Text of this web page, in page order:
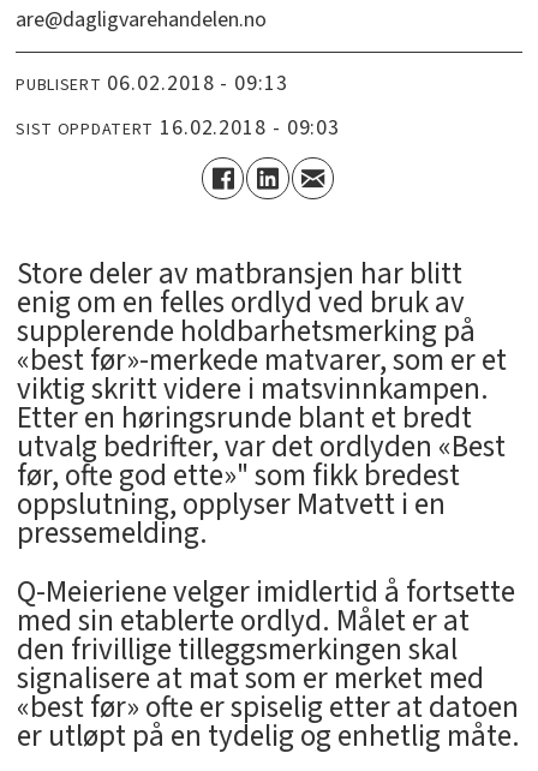
are@dagligvarehandelen.no
PUBLISERT 06.02.2018 - 09:13
SIST OPPDATERT 16.02.2018 - 09:03
Store deler av matbransjen har blitt
enig om en felles ordlyd ved bruk av
supplerende holdbarhetsmerking på
«best før»-merkede matvarer, som er et
viktig skritt videre i matsvinnkampen.
Etter en høringsrunde blant et bredt
utvalg bedrifter, var det ordlyden «Best
før, ofte god ette»" som fikk bredest
oppslutning, opplyser Matvett i en
pressemelding.
Q-Meieriene velger imidlertid å fortsette
med sin etablerte ordlyd. Målet er at
den frivillige tilleggsmerkingen skal
signalisere at mat som er merket med
«best før» ofte er spiselig etter at datoen
er utløpt på en tydelig og enhetlig måte.